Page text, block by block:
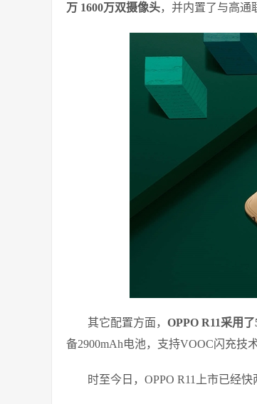
万 1600万双摄像头，并内置了与高通
其它配置方面，OPPO R11采用
备2900mAh电池，支持VOOC闪充技术
时至今日，OPPO R11上市已经